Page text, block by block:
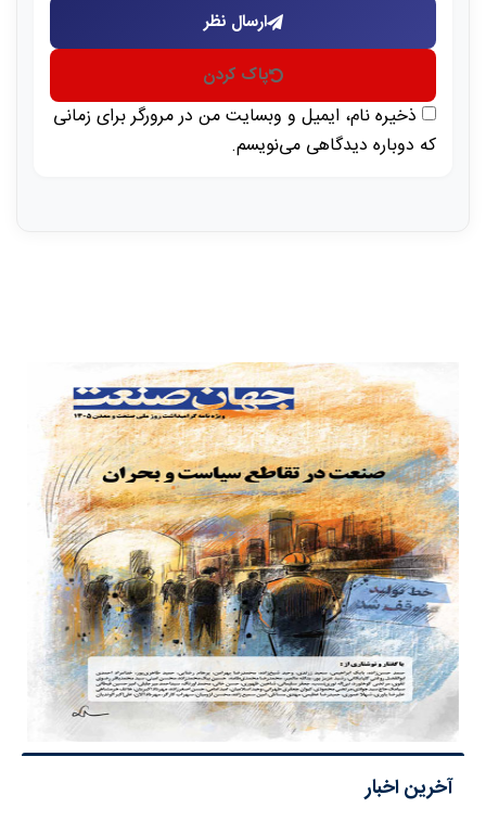
ارسال نظر
پاک کردن
ذخیره نام، ایمیل و وبسایت من در مرورگر برای زمانی
که دوباره دیدگاهی می‌نویسم.
آخرین اخبار